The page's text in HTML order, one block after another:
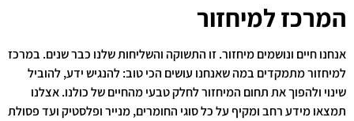
המרכז למיחזור
אנחנו חיים ונושמים מיחזור. זו התשוקה והשליחות שלנו כבר שנים. במרכז
למיחזור מתמקדים במה שאנחנו עושים הכי טוב: להנגיש ידע, להוביל
שינוי ולהפוך את תחום המיחזור לחלק טבעי מהחיים של כולנו. אצלנו
תמצאו מידע רחב ומקיף על כל סוגי החומרים, מנייר ופלסטיק ועד פסולת